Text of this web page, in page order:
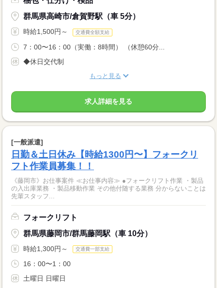
群馬県高崎市/倉賀野駅（車 5分）
時給1,500円～ 交通費全額支給
7：00〜16：00（実働：8時間） （休憩60分...
◆休日交代制
もっと見る
求人詳細を見る
[一般派遣]
日勤＆土日休み【時給1300円〜】フォークリ
フト作業員募集！！
《藤岡市》お仕事案件 ≪お仕事内容≫ ●フォークリフト作業 ・製品
の入出庫業務 ・製品移動作業 その他付随する業務 分からないことは
先輩スタッフ...
フォークリフト
群馬県藤岡市/群馬藤岡駅（車 10分）
時給1,300円～ 交通費一部支給
16：00〜1：00
土曜日 日曜日